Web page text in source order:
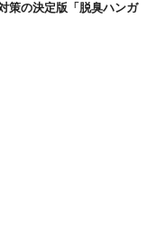
ずだ。
策の決定版「脱臭ハンガ